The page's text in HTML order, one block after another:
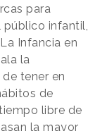
para
público infantil,
Infancia en
la
tener en
de
libre de
la mayor